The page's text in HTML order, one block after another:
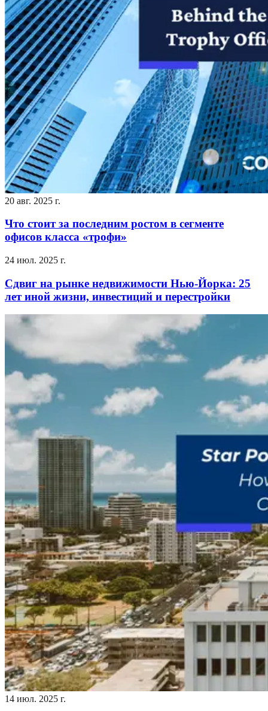
20 авг. 2025 г.
Что стоит за последним ростом в сегменте
офисов класса «трофи»
24 июл. 2025 г.
Сдвиг на рынке недвижимости Нью-Йорка: 25
лет иной жизни, инвестиций и перестройки
14 июл. 2025 г.